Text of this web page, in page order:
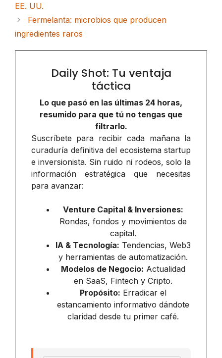
EE. UU.
Fermelanta: microbios que producen
ingredientes raros
Daily Shot: Tu ventaja
táctica
Lo que pasó en las últimas 24 horas,
resumido para que tú no tengas que
filtrarlo.
Suscríbete para recibir cada mañana la
curaduría definitiva del ecosistema startup
e inversionista. Sin ruido ni rodeos, solo la
información estratégica que necesitas
para avanzar:
Venture Capital & Inversiones:
Rondas, fondos y movimientos de
capital.
IA & Tecnología: Tendencias, Web3
y herramientas de automatización.
Modelos de Negocio: Actualidad
en SaaS, Fintech y Cripto.
Propósito: Erradicar el
estancamiento informativo dándote
claridad desde tu primer café.